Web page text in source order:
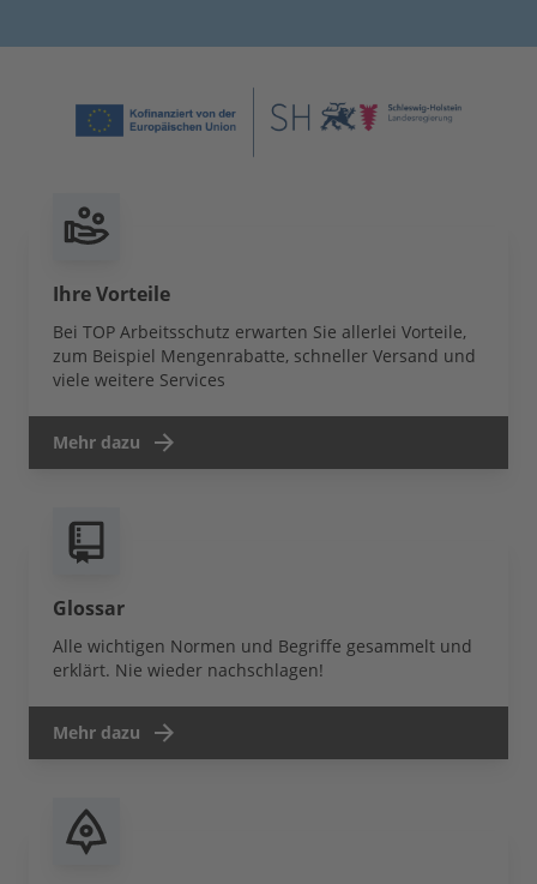
Ihre Vorteile
Bei TOP Arbeitsschutz erwarten Sie allerlei Vorteile,
zum Beispiel Mengenrabatte, schneller Versand und
viele weitere Services
Mehr dazu
Glossar
Alle wichtigen Normen und Begriffe gesammelt und
erklärt. Nie wieder nachschlagen!
Mehr dazu